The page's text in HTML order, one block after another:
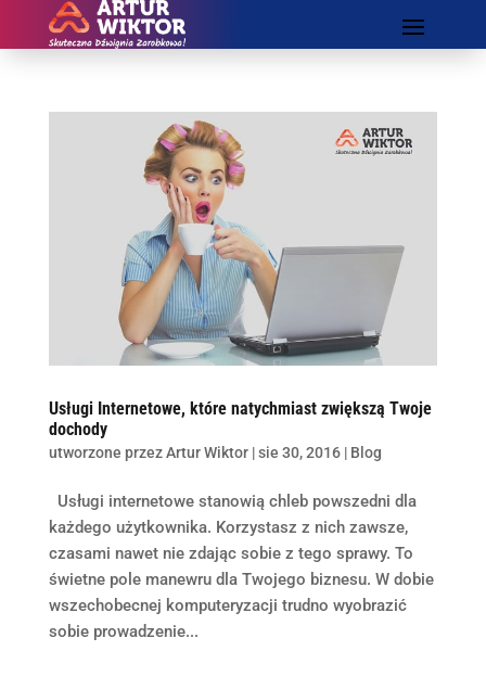
Usługi Internetowe, które natychmiast zwiększą Twoje
dochody
utworzone przezArtur Wiktor|sie 30, 2016| Blog
Usługi internetowe stanowią chleb powszedni dla
każdego użytkownika. Korzystasz z nich zawsze,
czasami nawet nie zdając sobie z tego sprawy. To
świetne pole manewru dla Twojego biznesu. W dobie
wszechobecnej komputeryzacji trudno wyobrazić
sobie prowadzenie...